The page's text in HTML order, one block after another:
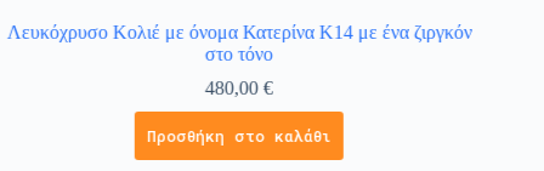
Λευκόχρυσο Κολιέ με όνομα Κατερίνα Κ14 με ένα ζιργκόν
στο τόνο
480,00€
Προσθήκη στο καλάθι